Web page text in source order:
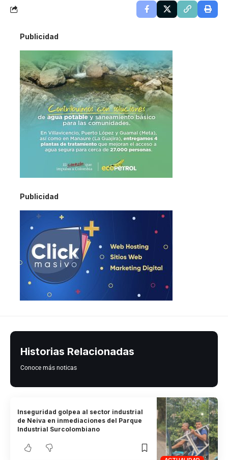
Publicidad
Publicidad
Historias Relacionadas
Conoce más noticas
Inseguridad golpea al sector industrial
de Neiva en inmediaciones del Parque
Industrial Surcolombiano